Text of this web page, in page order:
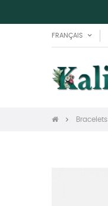
FRANÇAIS
Bracelets